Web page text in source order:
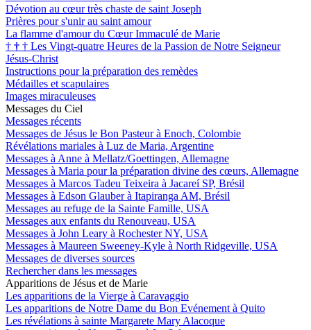
Dévotion au cœur très chaste de saint Joseph
Prières pour s'unir au saint amour
La flamme d'amour du Cœur Immaculé de Marie
† † † Les Vingt-quatre Heures de la Passion de Notre Seigneur
Jésus-Christ
Instructions pour la préparation des remèdes
Médailles et scapulaires
Images miraculeuses
Messages du Ciel
Messages récents
Messages de Jésus le Bon Pasteur à Enoch, Colombie
Révélations mariales à Luz de Maria, Argentine
Messages à Anne à Mellatz/Goettingen, Allemagne
Messages à Maria pour la préparation divine des cœurs, Allemagne
Messages à Marcos Tadeu Teixeira à Jacareí SP, Brésil
Messages à Edson Glauber à Itapiranga AM, Brésil
Messages au refuge de la Sainte Famille, USA
Messages aux enfants du Renouveau, USA
Messages à John Leary à Rochester NY, USA
Messages à Maureen Sweeney-Kyle à North Ridgeville, USA
Messages de diverses sources
Rechercher dans les messages
Apparitions de Jésus et de Marie
Les apparitions de la Vierge à Caravaggio
Les apparitions de Notre Dame du Bon Evénement à Quito
Les révélations à sainte Margarete Mary Alacoque